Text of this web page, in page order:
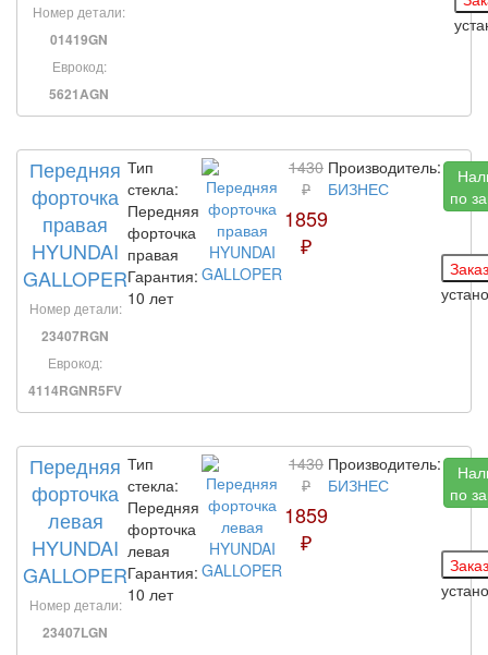
Номер детали:
01419GN
Еврокод:
5621AGN
Передняя
форточка
правая
HYUNDAI
GALLOPER
Номер детали:
23407RGN
Еврокод:
4114RGNR5FV
Тип
стекла:
Передняя
форточка
правая
Гарантия:
10 лет
1430
₽
1859
₽
Производитель:
БИЗНЕС
по
Передняя
форточка
левая
HYUNDAI
GALLOPER
Номер детали:
23407LGN
Тип
стекла:
Передняя
форточка
левая
Гарантия:
10 лет
1430
₽
1859
₽
Производитель:
БИЗНЕС
по